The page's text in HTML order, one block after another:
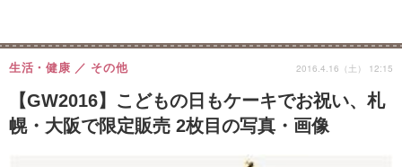
【GW2016】こどもの日もケーキでお祝い、札
幌・大阪で限定販売 2枚目の写真・画像
生活・健康 その他 2016.4.16（土） 12:15